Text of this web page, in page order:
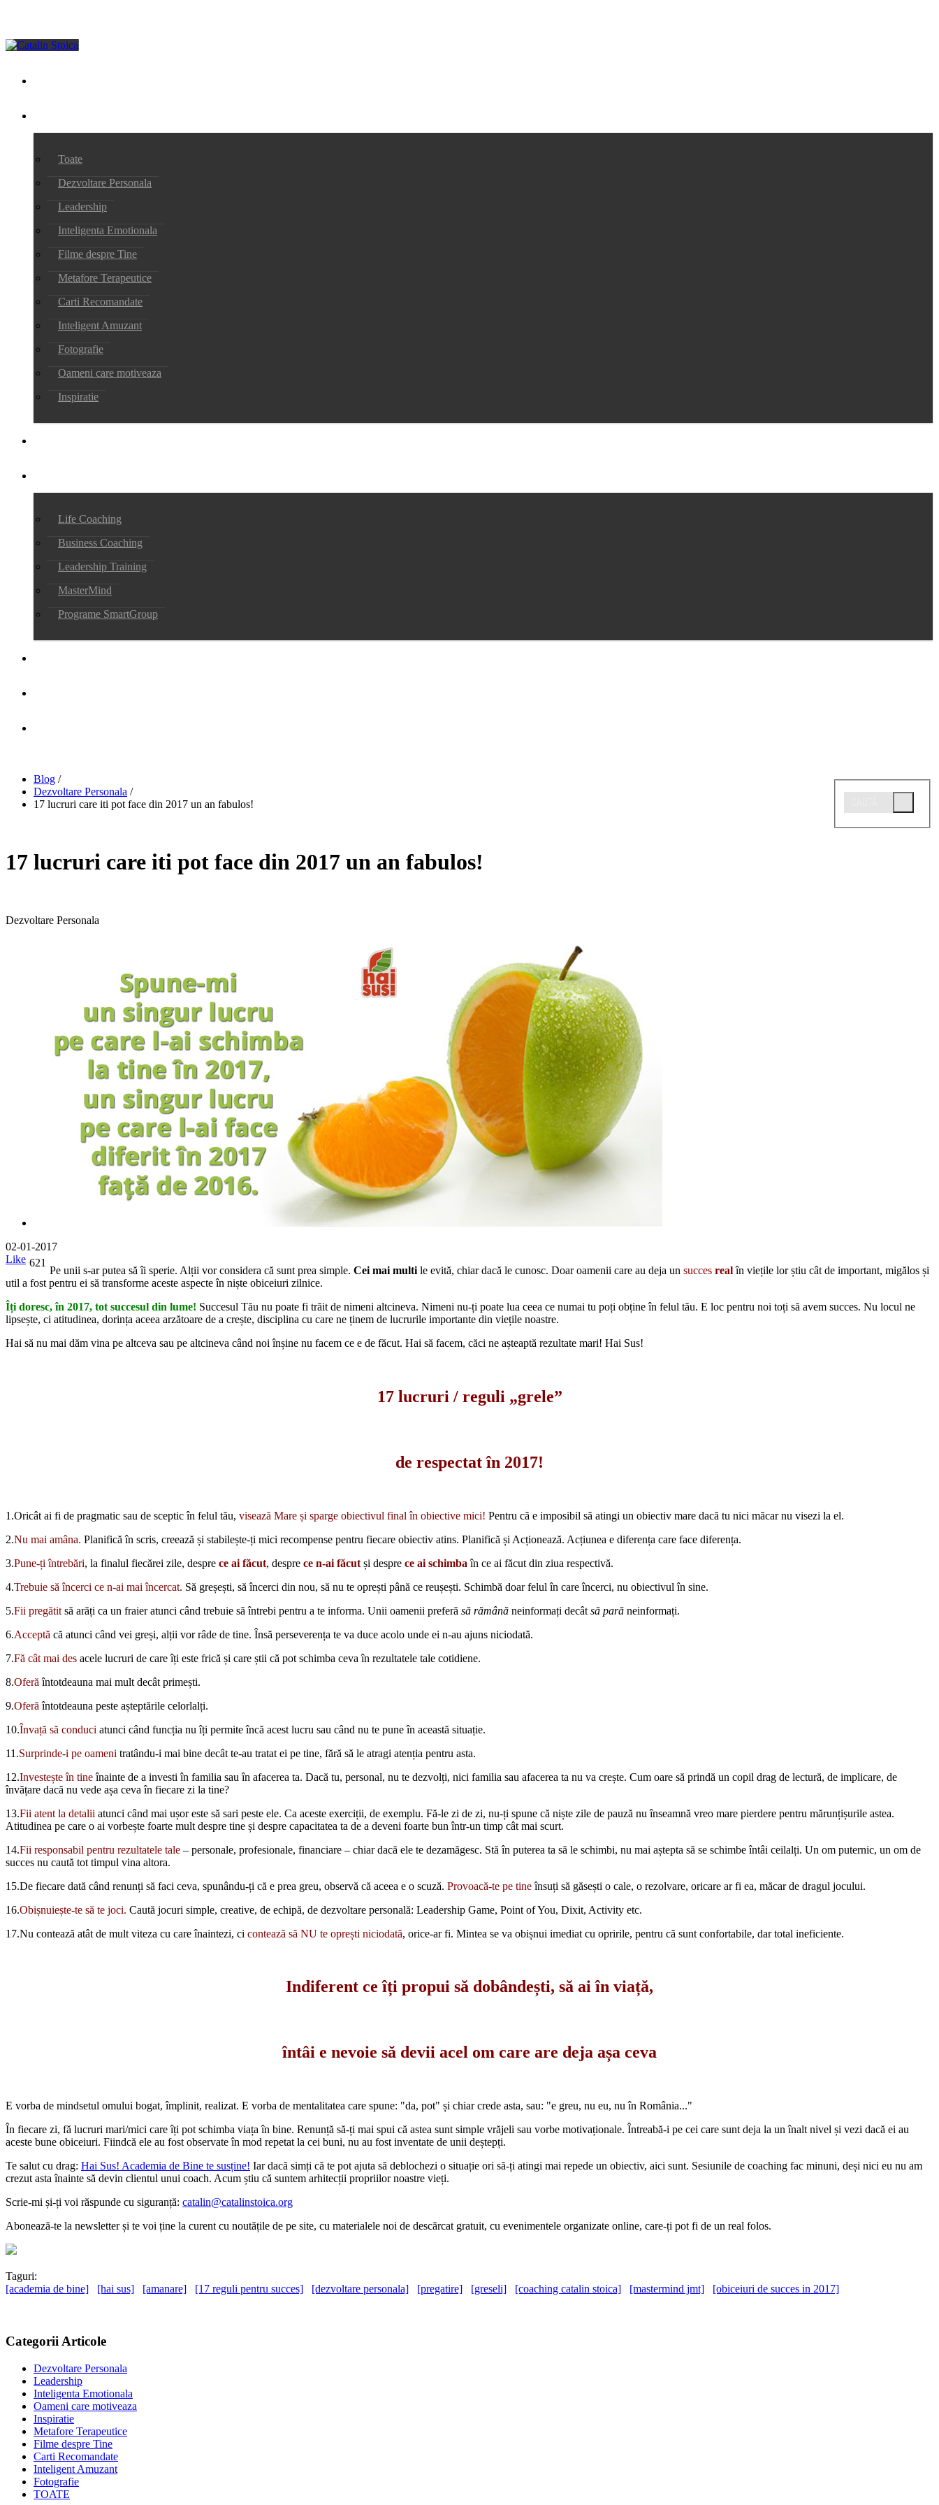
Toate
Dezvoltare Personala
Leadership
Inteligenta Emotionala
Filme despre Tine
Metafore Terapeutice
Carti Recomandate
Inteligent Amuzant
Fotografie
Oameni care motiveaza
Inspiratie
Life Coaching
Business Coaching
Leadership Training
MasterMind
Programe SmartGroup
Blog /
Dezvoltare Personala /
17 lucruri care iti pot face din 2017 un an fabulos!
17 lucruri care iti pot face din 2017 un an fabulos!
Dezvoltare Personala
02-01-2017
Like 621
Pe unii s-ar putea să îi sperie. Alții vor considera că sunt prea simple. Cei mai multi le evită, chiar dacă le cunosc. Doar oamenii care au deja un succes realîn viețile lor știu cât de important, migălos și
util a fost pentru ei să transforme aceste aspecte în niște obiceiuri zilnice.
Îți doresc, în 2017, tot succesul din lume! Succesul Tău nu poate fi trăit de nimeni altcineva. Nimeni nu-ți poate lua ceea ce numai tu poți obține în felul tău. E loc pentru noi toți să avem succes. Nu locul ne
lipsește, ci atitudinea, dorința aceea arzătoare de a crește, disciplina cu care ne ținem de lucrurile importante din viețile noastre.
Hai să nu mai dăm vina pe altceva sau pe altcineva când noi înșine nu facem ce e de făcut. Hai să facem, căci ne așteaptă rezultate mari! Hai Sus!
17 lucruri / reguli „grele”
de respectat în 2017!
1.Oricât ai fi de pragmatic sau de sceptic în felul tău, visează Mare și sparge obiectivul final în obiective mici! Pentru că e imposibil să atingi un obiectiv mare dacă tu nici măcar nu visezi la el.
2.Nu mai amâna. Planifică în scris, creează și stabilește-ți mici recompense pentru fiecare obiectiv atins. Planifică și Acționează. Acțiunea e diferența care face diferența.
3.Pune-ți întrebări, la finalul fiecărei zile, despre ce ai făcut, despre ce n-ai făcut și despre ce ai schimba în ce ai făcut din ziua respectivă.
4.Trebuie să încerci ce n-ai mai încercat. Să greșești, să încerci din nou, să nu te oprești până ce reușești. Schimbă doar felul în care încerci, nu obiectivul în sine.
5.Fii pregătit să arăți ca un fraier atunci când trebuie să întrebi pentru a te informa. Unii oamenii preferă să rămână neinformați decât să pară neinformați.
6.Acceptă că atunci când vei greși, alții vor râde de tine. Însă perseverența te va duce acolo unde ei n-au ajuns niciodată.
7.Fă cât mai des acele lucruri de care îți este frică și care știi că pot schimba ceva în rezultatele tale cotidiene.
8.Oferă întotdeauna mai mult decât primești.
9.Oferă întotdeauna peste așteptările celorlalți.
10.Învață să conduci atunci când funcția nu îți permite încă acest lucru sau când nu te pune în această situație.
11.Surprinde-i pe oameni tratându-i mai bine decât te-au tratat ei pe tine, fără să le atragi atenția pentru asta.
12.Investește în tineînainte de a investi în familia sau în afacerea ta. Dacă tu, personal, nu te dezvolți, nici familia sau afacerea ta nu va crește. Cum oare să prindă un copil drag de lectură, de implicare, de
învățare dacă nu vede așa ceva în fiecare zi la tine?
13.Fii atent la detalii atunci când mai ușor este să sari peste ele. Ca aceste exerciții, de exemplu. Fă-le zi de zi, nu-ți spune că niște zile de pauză nu înseamnă vreo mare pierdere pentru mărunțișurile astea.
Atitudinea pe care o ai vorbește foarte mult despre tine și despre capacitatea ta de a deveni foarte bun într-un timp cât mai scurt.
14.Fii responsabil pentru rezultatele tale – personale, profesionale, financiare – chiar dacă ele te dezamăgesc. Stă în puterea ta să le schimbi, nu mai aștepta să se schimbe întâi ceilalți. Un om puternic, un om de
succes nu caută tot timpul vina altora.
15.De fiecare dată când renunți să faci ceva, spunându-ți că e prea greu, observă că aceea e o scuză. Provoacă-te pe tineînsuți să găsești o cale, o rezolvare, oricare ar fi ea, măcar de dragul jocului.
16.Obișnuiește-te să te joci. Caută jocuri simple, creative, de echipă, de dezvoltare personală: Leadership Game, Point of You, Dixit, Activity etc.
17.Nu contează atât de mult viteza cu care înaintezi, ci contează să NU te oprești niciodată, orice-ar fi. Mintea se va obișnui imediat cu opririle, pentru că sunt confortabile, dar total ineficiente.
Indiferent ce îți propui să dobândești, să ai în viață,
întâi e nevoie să devii acel om care are deja așa ceva
E vorba de mindsetul omului bogat, împlinit, realizat. E vorba de mentalitatea care spune: "da, pot" și chiar crede asta, sau: "e greu, nu eu, nu în România..."
În fiecare zi, fă lucruri mari/mici care îți pot schimba viața în bine. Renunță să-ți mai spui că astea sunt simple vrăjeli sau vorbe motivaționale. Întreabă-i pe cei care sunt deja la un înalt nivel și vezi dacă ei au
aceste bune obiceiuri. Fiindcă ele au fost observate în mod repetat la cei buni, nu au fost inventate de unii deștepți.
Te salut cu drag: Hai Sus! Academia de Bine te susține! Iar dacă simți că te pot ajuta să deblochezi o situație ori să-ți atingi mai repede un obiectiv, aici sunt. Sesiunile de coaching fac minuni, deși nici eu nu am
crezut asta înainte să devin clientul unui coach. Acum știu că suntem arhitecții propriilor noastre vieți.
Scrie-mi și-ți voi răspunde cu siguranță: catalin@catalinstoica.org
Abonează-te la newsletter și te voi ține la curent cu noutățile de pe site, cu materialele noi de descărcat gratuit, cu evenimentele organizate online, care-ți pot fi de un real folos.
Taguri:
[academia de bine]
[hai sus] [amanare] [17 reguli pentru succes] [dezvoltare personala] [pregatire] [greseli] [coaching catalin stoica] [mastermind jmt] [obiceiuri de succes in 2017]
Categorii Articole
Dezvoltare Personala
Leadership
Inteligenta Emotionala
Oameni care motiveaza
Inspiratie
Metafore Terapeutice
Filme despre Tine
Carti Recomandate
Inteligent Amuzant
Fotografie
TOATE